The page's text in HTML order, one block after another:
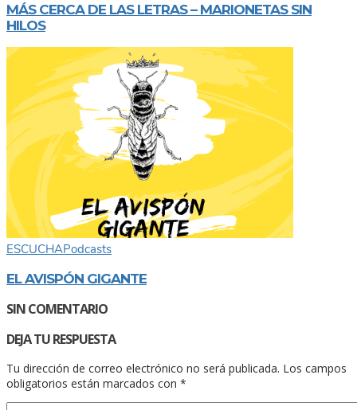
MÁS CERCA DE LAS LETRAS – MARIONETAS SIN
HILOS
ESCUCHAPodcasts
EL AVISPÓN GIGANTE
SIN COMENTARIO
DEJA TU RESPUESTA
Tu dirección de correo electrónico no será publicada. Los campos
obligatorios están marcados con *